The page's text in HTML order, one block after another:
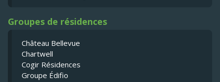
Groupes de résidences
Château Bellevue
Chartwell
Cogir Résidences
Groupe Édifio